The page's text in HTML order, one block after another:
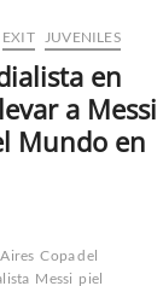
EXIT JUVENILES
en
a Messi
Mundo en
Copa del
Messi piel